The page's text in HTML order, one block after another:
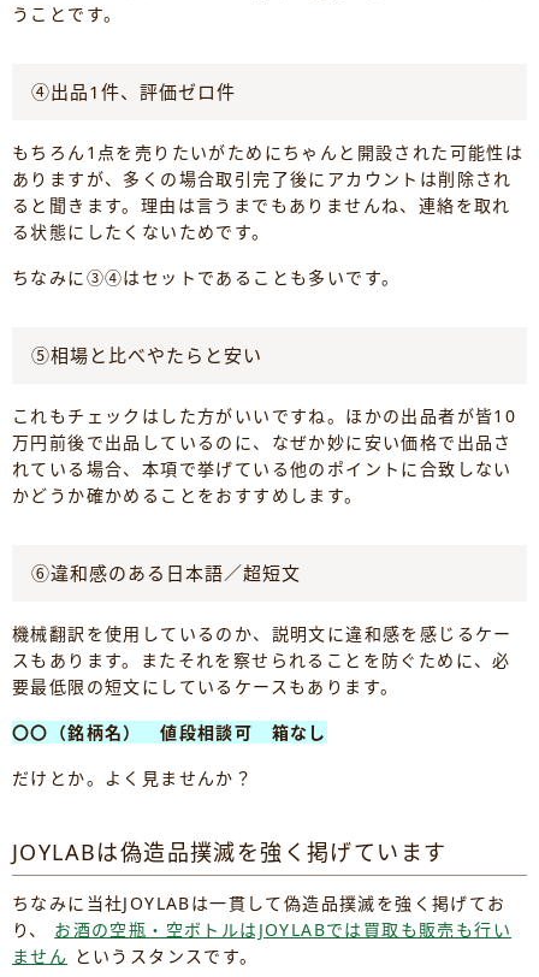
うことです。
④出品1件、評価ゼロ件
もちろん1点を売りたいがためにちゃんと開設された可能性は
ありますが、多くの場合取引完了後にアカウントは削除され
ると聞きます。理由は言うまでもありませんね、連絡を取れ
る状態にしたくないためです。
ちなみに③④はセットであることも多いです。
⑤相場と比べやたらと安い
これもチェックはした方がいいですね。ほかの出品者が皆10
万円前後で出品しているのに、なぜか妙に安い価格で出品さ
れている場合、本項で挙げている他のポイントに合致しない
かどうか確かめることをおすすめします。
⑥違和感のある日本語／超短文
機械翻訳を使用しているのか、説明文に違和感を感じるケー
スもあります。またそれを察せられることを防ぐために、必
要最低限の短文にしているケースもあります。
〇〇（銘柄名） 値段相談可 箱なし
だけとか。よく見ませんか？
JOYLABは偽造品撲滅を強く掲げています
ちなみに当社JOYLABは一貫して偽造品撲滅を強く掲げてお
り、 お酒の空瓶・空ボトルはJOYLABでは買取も販売も行い
ません というスタンスです。